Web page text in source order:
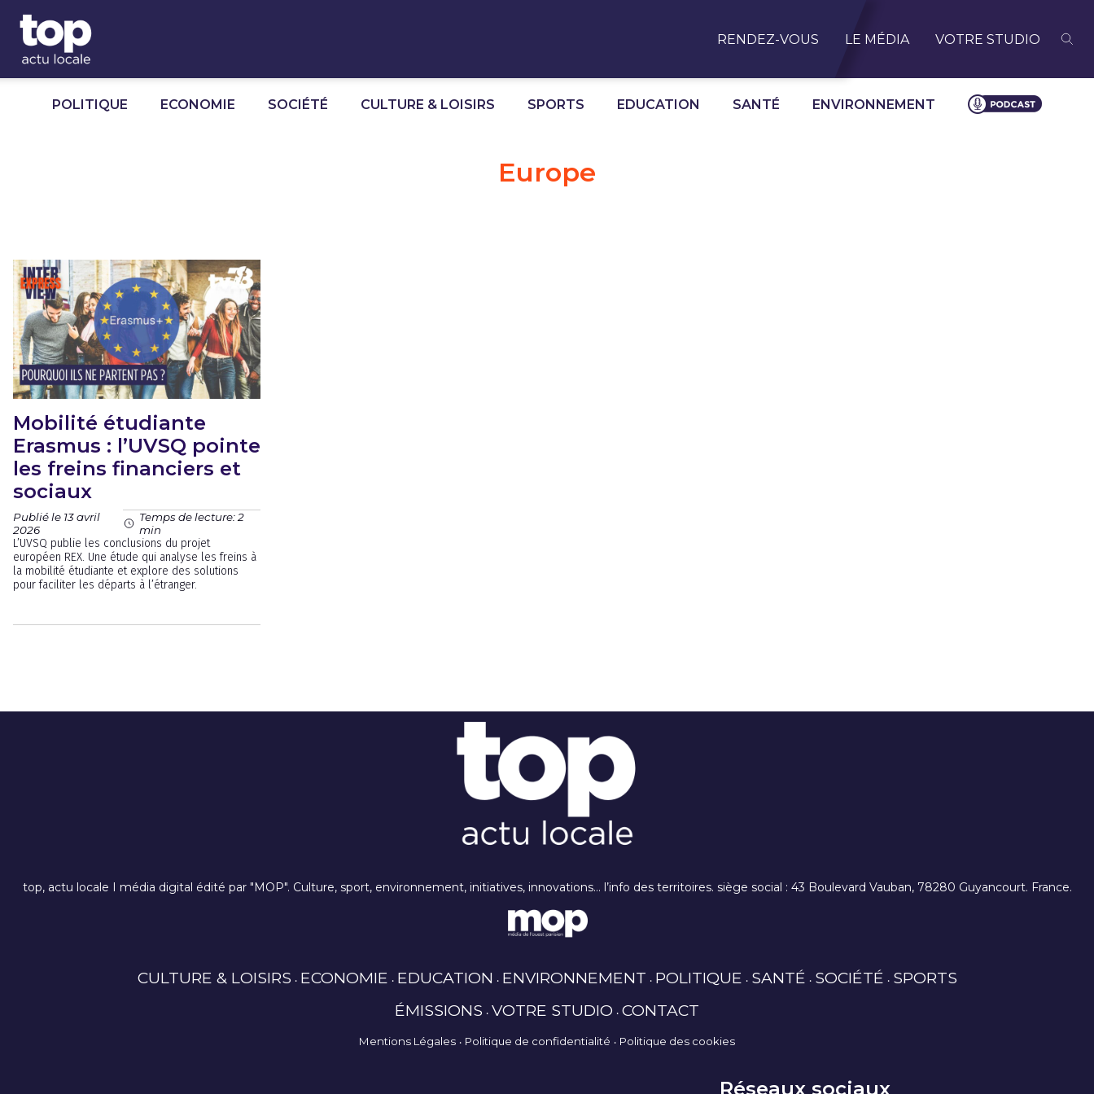
RENDEZ-VOUS LE MÉDIA VOTRE STUDIO
POLITIQUE ECONOMIE SOCIÉTÉ CULTURE & LOISIRS SPORTS EDUCATION SANTÉ ENVIRONNEMENT
Europe
Mobilité étudiante
Erasmus : l’UVSQ pointe
les freins financiers et
sociaux
Publié le 13 avril
2026
Temps de lecture: 2
min
L’UVSQ publie les conclusions du projet
européen REX. Une étude qui analyse les freins à
la mobilité étudiante et explore des solutions
pour faciliter les départs à l’étranger.
top, actu locale I média digital édité par "MOP". Culture, sport, environnement, initiatives, innovations… l’info des territoires. siège social : 43 Boulevard Vauban, 78280 Guyancourt. France.
CULTURE & LOISIRS ECONOMIE EDUCATION ENVIRONNEMENT POLITIQUE SANTÉ SOCIÉTÉ SPORTS
ÉMISSIONS VOTRE STUDIO CONTACT
Mentions Légales Politique de confidentialité Politique des cookies
Réseaux sociaux